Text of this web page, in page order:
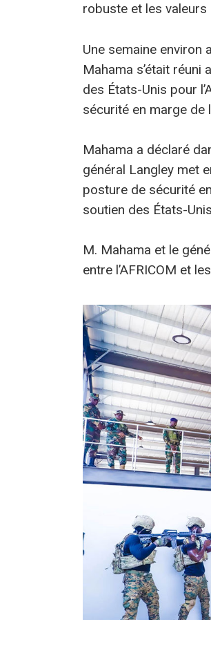
robuste et les
Une semaine environ
Mahama s’était réuni
des États-Unis pour
sécurité en marge de
Mahama a déclaré
général Langley met
posture de sécurité
soutien des États-
M. Mahama et le
entre l’AFRICOM et